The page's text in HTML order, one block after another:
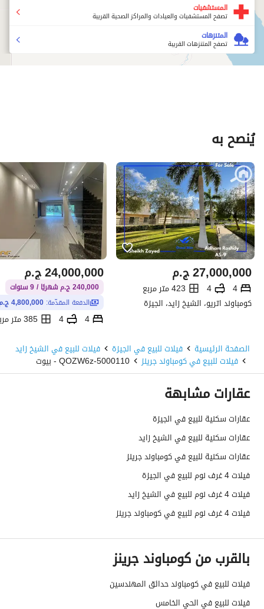
المستشفيات
تصفح المستشفيات والعيادات والمراكز الصحية القريبة
المتنزهات
تصفح المتنزهات القريبة
يُنصح به
ج.م27,000,000
4
4
423 متر مربع
كومباوند اتريو، الشيخ زايد، الجيزة
ج.م24,000,000
240,000 ج.م شهريًا / 9 سنوات
الدفعة المقدّمة: 4,800,000 ج.م
4
4
385 متر مربع
الصفحة الرئيسية
فيلات للبيع في الجيزة فيلات للبيع في الشيخ زايد
فيلات للبيع في كومباوند جرينز 5000110-QOZW6z - بيوت
عقارات مشابهة
عقارات سكنية للبيع في الجيزة
عقارات سكنية للبيع في الشيخ زايد
عقارات سكنية للبيع في كومباوند جرينز
فيلات 4 غرف نوم للبيع في الجيزة
فيلات 4 غرف نوم للبيع في الشيخ زايد
فيلات 4 غرف نوم للبيع في كومباوند جرينز
بالقرب من كومباوند جرينز
فيلات للبيع في كومباوند حدائق المهندسين
فيلات للبيع في الحي الخامس